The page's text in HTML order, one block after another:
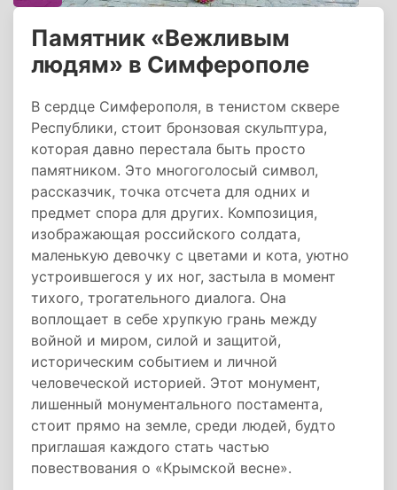
Памятник «Вежливым
людям» в Симферополе
В сердце Симферополя, в тенистом сквере
Республики, стоит бронзовая скульптура,
которая давно перестала быть просто
памятником. Это многоголосый символ,
рассказчик, точка отсчета для одних и
предмет спора для других. Композиция,
изображающая российского солдата,
маленькую девочку с цветами и кота, уютно
устроившегося у их ног, застыла в момент
тихого, трогательного диалога. Она
воплощает в себе хрупкую грань между
войной и миром, силой и защитой,
историческим событием и личной
человеческой историей. Этот монумент,
лишенный монументального постамента,
стоит прямо на земле, среди людей, будто
приглашая каждого стать частью
повествования о «Крымской весне».